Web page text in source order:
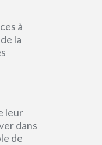
à
la
leur
dans
de